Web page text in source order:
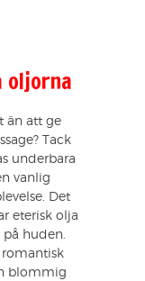
oljorna
än att ge
Tack
underbara
vanlig
Det
eterisk olja
huden.
romantisk
blommig